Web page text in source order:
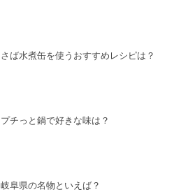
さば水煮缶を使うおすすめレシピは？
プチっと鍋で好きな味は？
岐阜県の名物といえば？